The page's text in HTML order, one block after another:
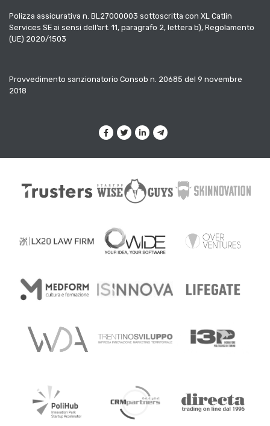
Polizza assicurativa n. BL27000003 sottoscritta con XL Catlin
Services SE ai sensi dell’art. 11, paragrafo 2, lettera b), Regolamento
(UE) 2020/1503
Provvedimento sanzionatorio Consob n. 20685 del 9 novembre
2018